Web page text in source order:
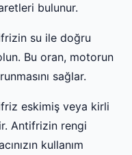
bulunur.
su ile doğru
Bu oran, motorun
sağlar.
eskimiş veya kirli
Antifrizin rengi
kullanım